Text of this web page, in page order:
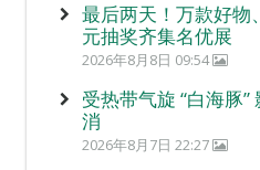
最后两天！万款好物
元抽奖齐集名优展
2026年8月8日 09:54
受热带气旋 “白海豚
消
2026年8月7日 22:27